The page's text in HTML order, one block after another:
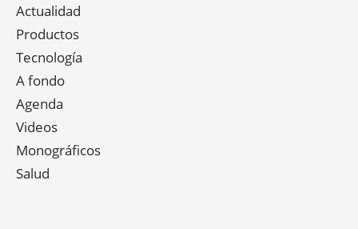
Actualidad
Productos
Tecnología
A fondo
Agenda
Videos
Monográficos
Salud